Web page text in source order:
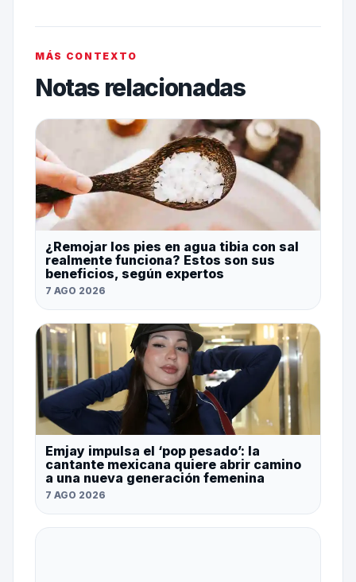
MÁS CONTEXTO
Notas relacionadas
¿Remojar los pies en agua tibia con sal
realmente funciona? Estos son sus
beneficios, según expertos
7 AGO 2026
Emjay impulsa el ‘pop pesado’: la
cantante mexicana quiere abrir camino
a una nueva generación femenina
7 AGO 2026